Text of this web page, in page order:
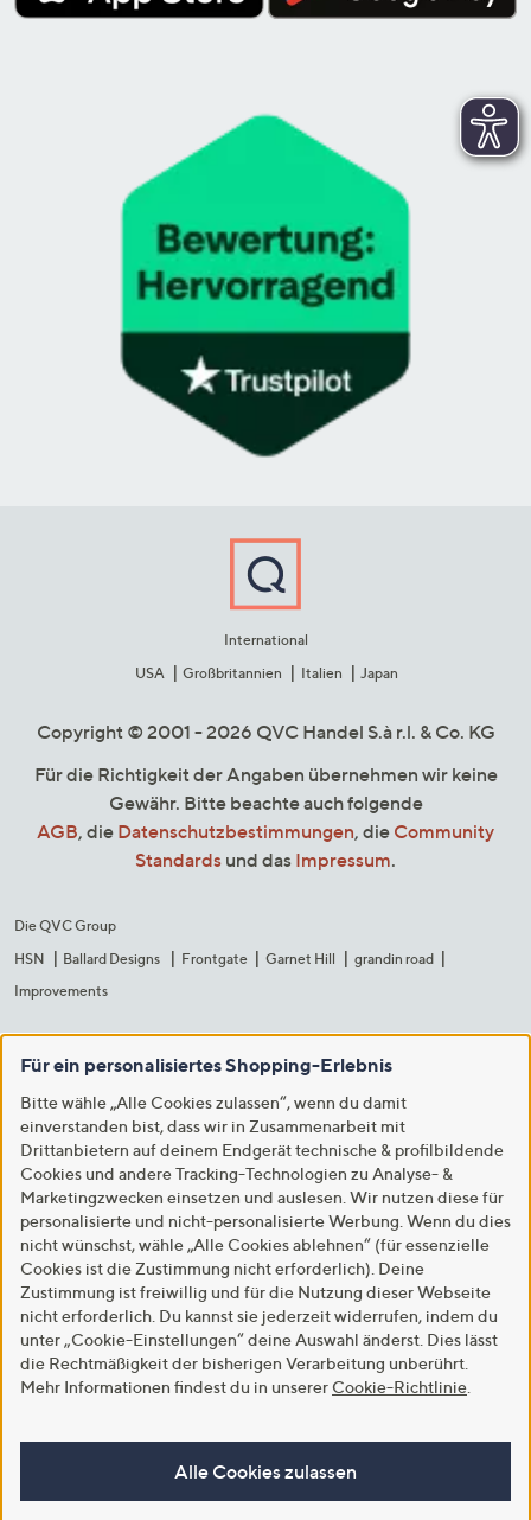
International
USA
Großbritannien Italien Japan
Copyright © 2001 - 2026 QVC Handel S.à r.l. & Co. KG
Für die Richtigkeit der Angaben übernehmen wir keine
Gewähr. Bitte beachte auch folgende
AGB, die Datenschutzbestimmungen, die Community
Standards und das Impressum.
Die QVC Group
HSN
Ballard Designs Frontgate Garnet Hill
grandin road
Improvements
Für ein personalisiertes Shopping-Erlebnis
Bitte wähle „Alle Cookies zulassen“, wenn du damit
einverstanden bist, dass wir in Zusammenarbeit mit
Drittanbietern auf deinem Endgerät technische & profilbildende
Cookies und andere Tracking-Technologien zu Analyse- &
Marketingzwecken einsetzen und auslesen. Wir nutzen diese für
personalisierte und nicht-personalisierte Werbung. Wenn du dies
nicht wünschst, wähle „Alle Cookies ablehnen“ (für essenzielle
Cookies ist die Zustimmung nicht erforderlich). Deine
Zustimmung ist freiwillig und für die Nutzung dieser Webseite
nicht erforderlich. Du kannst sie jederzeit widerrufen, indem du
unter „Cookie-Einstellungen“ deine Auswahl änderst. Dies lässt
die Rechtmäßigkeit der bisherigen Verarbeitung unberührt.
Mehr Informationen findest du in unserer Cookie-Richtlinie
Alle Cookies zulassen